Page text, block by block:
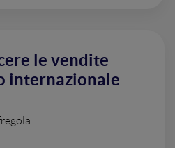
le vendite
internazionale